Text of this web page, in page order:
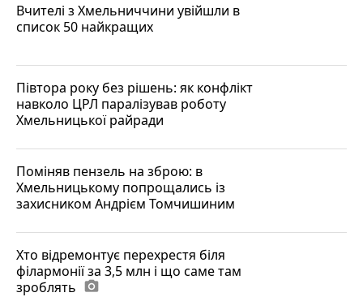
Вчителі з Хмельниччини увійшли в
список 50 найкращих
Півтора року без рішень: як конфлікт
навколо ЦРЛ паралізував роботу
Хмельницької райради
Поміняв пензель на зброю: в
Хмельницькому попрощались із
захисником Андрієм Томчишиним
Хто відремонтує перехрестя біля
філармонії за 3,5 млн і що саме там
зроблять photo_camera